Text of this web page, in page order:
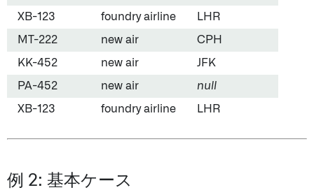
XB-123 foundry airline LHR
MT-222 new air CPH
KK-452 new air JFK
PA-452 new air null
XB-123 foundry airline LHR
例 2: 基本ケース